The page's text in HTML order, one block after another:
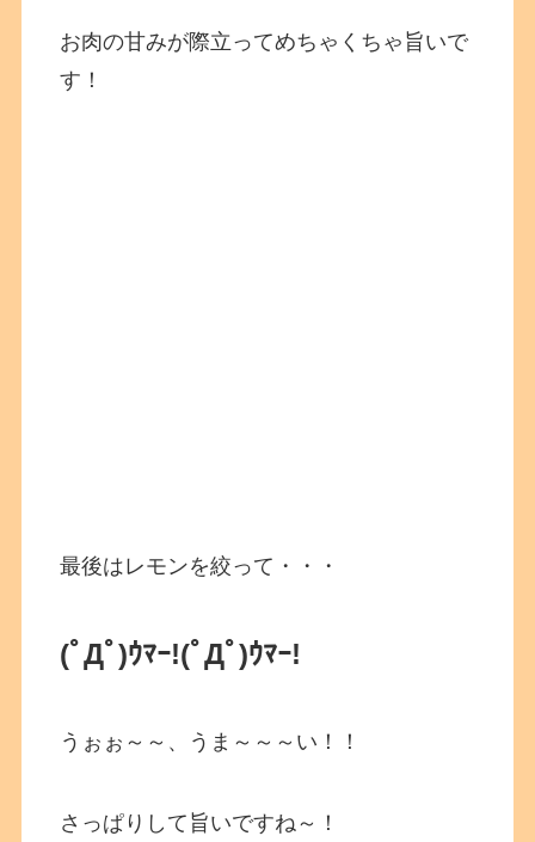
お肉の甘みが際立ってめちゃくちゃ旨いで
す！
最後はレモンを絞って・・・
(ﾟДﾟ)ｳﾏｰ!(ﾟДﾟ)ｳﾏｰ!
うぉぉ～～、うま～～～い！！
さっぱりして旨いですね～！